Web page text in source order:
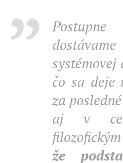
systémovej
čo sa deje
za
aj v
že